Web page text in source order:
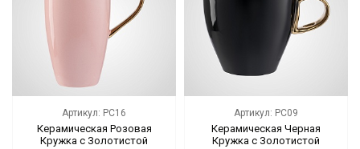
Артикул: PC16
Керамическая Розовая
Кружка с Золотистой
Артикул: PC09
Керамическая Черная
Кружка с Золотистой